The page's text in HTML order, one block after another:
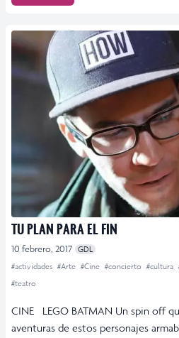
TU PLAN PARA EL FIN
10 febrero, 2017 GDL
#actividades #Arte #Cine #concierto #cultura
#teatro
CINE LEGO BATMAN Un spin off
aventuras de estos personajes